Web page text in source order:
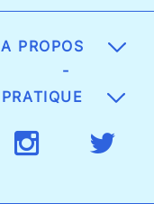
A PROPOS
-
PRATIQUE